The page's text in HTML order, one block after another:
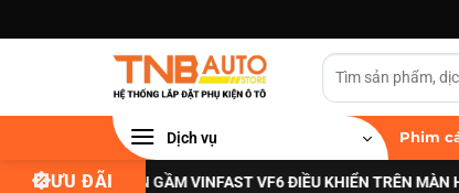
qua
Dịch vụ Phim
ƯU ĐÃI
CẤP ĐÈN GẦM VINFAST VF6 ĐIỀU KHIỂN TRÊN MÀN HÌNH ZIN